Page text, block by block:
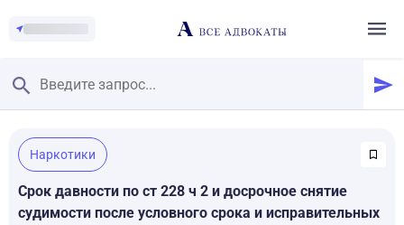
Главная
/
Смотреть заданные вопросы
/
Задать вопрос
Наркотики
Срок давности по ст 228 ч 2 и досрочное снятие
судимости после условного срока и исправительных